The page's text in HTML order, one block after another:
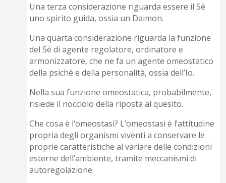
Una terza considerazione riguarda essere il Sé
uno spirito guida, ossia un Daimon.
Una quarta considerazione riguarda la funzione
del Sé di agente regolatore, ordinatore e
armonizzatore, che ne fa un agente omeostatico
della psiché e della personalità, ossia dell’Io.
Nella sua funzione omeostatica, probabilmente,
risiede il nocciolo della riposta al quesito.
Che cosa è l’omeostasi? L’omeostasi è l’attitudine
propria degli organismi viventi a conservare le
proprie caratteristiche al variare delle condizioni
esterne dell’ambiente, tramite meccanismi di
autoregolazione.